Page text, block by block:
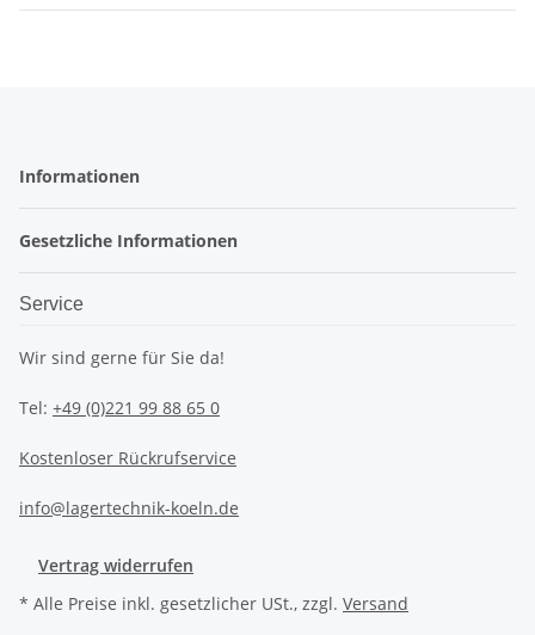
Informationen
Gesetzliche Informationen
Service
Wir sind gerne für Sie da!
Tel: +49 (0)221 99 88 65 0
Kostenloser Rückrufservice
info@lagertechnik-koeln.de
Vertrag widerrufen
* Alle Preise inkl. gesetzlicher USt., zzgl. Versand